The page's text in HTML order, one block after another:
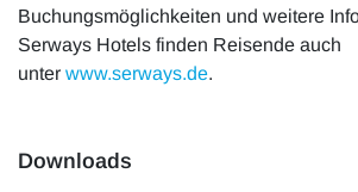
Buchungsmöglichkeiten und weitere
Serways Hotels finden Reisende auch
unter www.serways.de.
Downloads